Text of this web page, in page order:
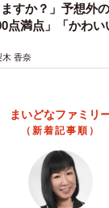
のほうが5万円
」
に内定承諾書
懇親会に参加し
しれません」
ますか？」予想外
点満点」「かわい
木 香奈
まいどなファミリ
（新着記事順）